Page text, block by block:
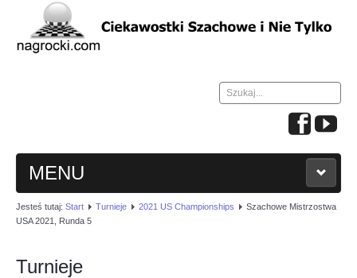
Szukaj...
MENU
HOME
WIADOMOŚCI
Jesteś tutaj: Start Turnieje 2021 US Championships
Szachowe Mistrzostwa
USA 2021, Runda 5
Turnieje